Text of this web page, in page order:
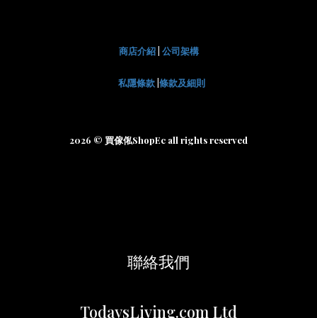
商店介紹| 公司架構
私隱條款 條款及細則
2026 © 買傢俬ShopEc all rights reserved
聯絡我們
TodaysLiving.com Ltd